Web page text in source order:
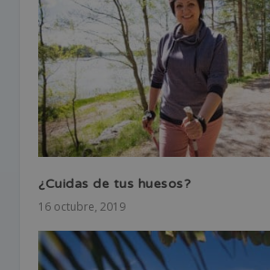
¿Cuidas de tus huesos?
16 octubre, 2019